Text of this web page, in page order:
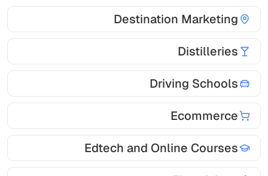
Destination Marketing
Distilleries
Driving Schools
Ecommerce
Edtech and Online Courses